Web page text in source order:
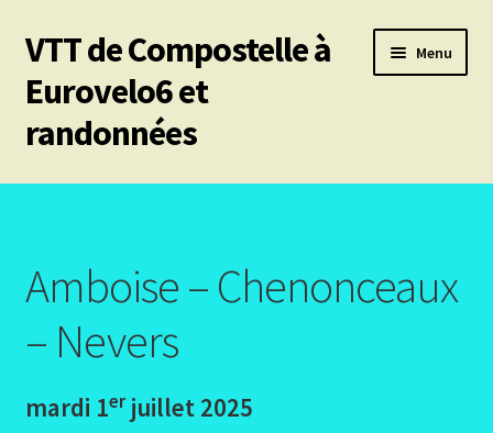
Aller
à
la
navigation
Aller
au
contenu
VTT de Compostelle à
Eurovelo6 et
randonnées
Menu
Mes 6 chemins vtt de Compostelle
menu
Autres trajets VTT
Ouvrir
Chemin de Stevenson
Les canaux
Amboise – Chenonceaux
– Nevers
mardi 1erjuillet 2025